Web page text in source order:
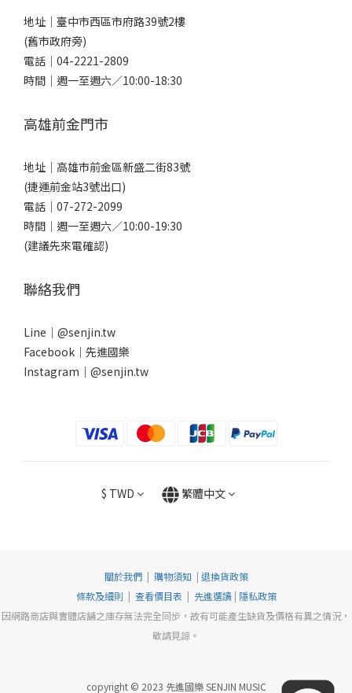
地址｜ 臺中市西區市府路39號2樓
(舊市政府旁)
電話｜ 04-2221-2809
時間｜週一至週六／10:00-18:30
高雄前金門市
地址｜ 高雄市前金區新盛二街83號
(捷運前金站3號出口)
電話｜ 07-272-2099
時間｜週一至週六／10:00-19:30
(建議先來電確認)
聯絡我們
Line｜ @senjin.tw
Facebook｜ 先進國樂
Instagram｜ @senjin.tw
$ TWD 繁體中文
關於我們| 購物須知 | 退換貨政策
條款及細則 | 查看價目表 | 先進選讀 | 隱私政策
因網路商店與實體店舖之庫存無法完全同步，故有可能產生缺貨及價格有異之情況，
敬請見諒。
copyright © 2023 先進國樂 SENJIN MUSIC